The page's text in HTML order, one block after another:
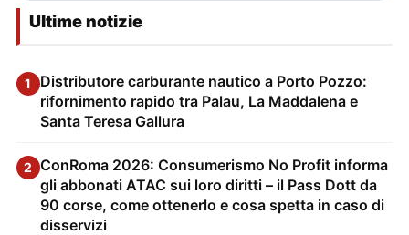
Ultime notizie
1
Distributore carburante nautico a Porto Pozzo:
rifornimento rapido tra Palau, La Maddalena e
Santa Teresa Gallura
2 ConRoma 2026: Consumerismo No Profit informa
gli abbonati ATAC sui loro diritti – il Pass Dott da
90 corse, come ottenerlo e cosa spetta in caso di
disservizi